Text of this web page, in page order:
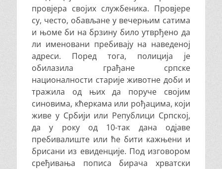
провјера својих службеника. Провјере
су, често, обављане у вечерњим сатима
и њоме би на брзину било утврђено да
ли именовани пребивају на наведеној
адреси. Поред тога, полиција је
обилазила грађане српске
националности старије животне доби и
тражила од њих да поруче својим
синовима, кћеркама или рођацима, који
живе у Србији или Републици Српској,
да у року од 10-так дана одјаве
пребивалиште или ће бити кажњени и
брисани из евиденције. Под изговором
сређивања пописа бирача хрватски